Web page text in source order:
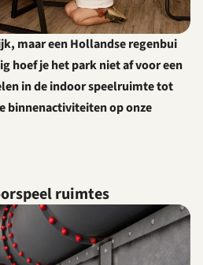
maar een Hollandse regenbui
hoef je het park niet af voor een
in de indoor speelruimte tot
binnenactiviteiten op onze
ruimtes